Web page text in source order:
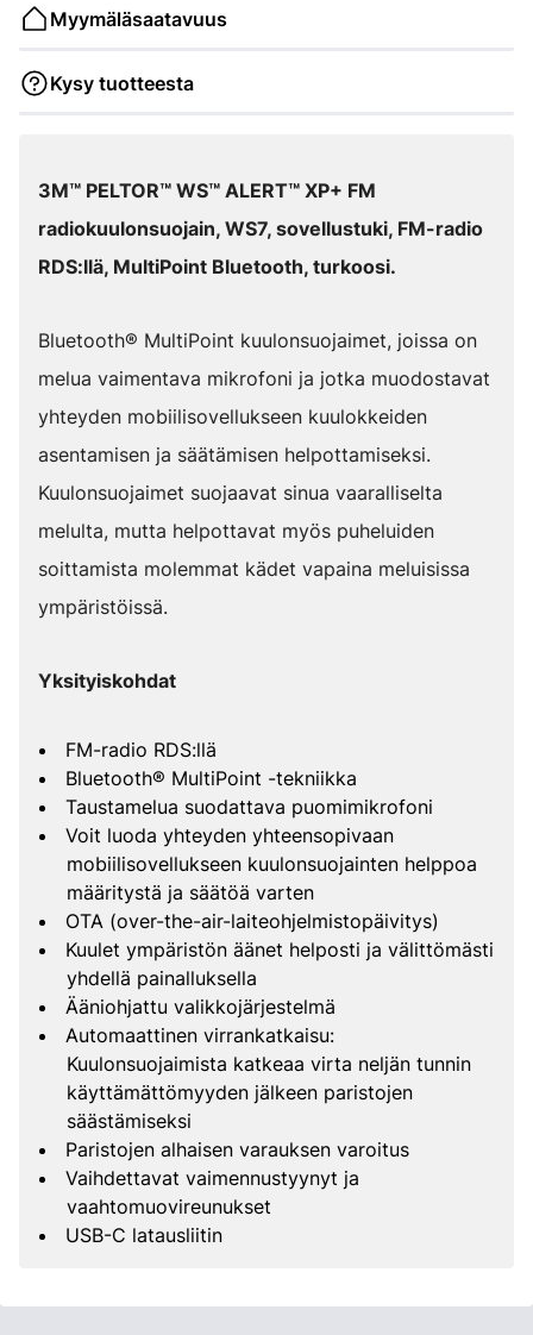
Myymäläsaatavuus
Kysy tuotteesta
3M™ PELTOR™ WS™ ALERT™ XP+ FM
radiokuulonsuojain, WS7, sovellustuki, FM-radio
RDS:llä, MultiPoint Bluetooth, turkoosi.
Bluetooth® MultiPoint kuulonsuojaimet, joissa on
melua vaimentava mikrofoni ja jotka muodostavat
yhteyden mobiilisovellukseen kuulokkeiden
asentamisen ja säätämisen helpottamiseksi.
Kuulonsuojaimet suojaavat sinua vaaralliselta
melulta, mutta helpottavat myös puheluiden
soittamista molemmat kädet vapaina meluisissa
ympäristöissä.
Yksityiskohdat
FM-radio RDS:llä
Bluetooth® MultiPoint -tekniikka
Taustamelua suodattava puomimikrofoni
Voit luoda yhteyden yhteensopivaan
mobiilisovellukseen kuulonsuojainten helppoa
määritystä ja säätöä varten
OTA (over-the-air-laiteohjelmistopäivitys)
Kuulet ympäristön äänet helposti ja välittömästi
yhdellä painalluksella
Ääniohjattu valikkojärjestelmä
Automaattinen virrankatkaisu:
Kuulonsuojaimista katkeaa virta neljän tunnin
käyttämättömyyden jälkeen paristojen
säästämiseksi
Paristojen alhaisen varauksen varoitus
Vaihdettavat vaimennustyynyt ja
vaahtomuovireunukset
USB-C latausliitin